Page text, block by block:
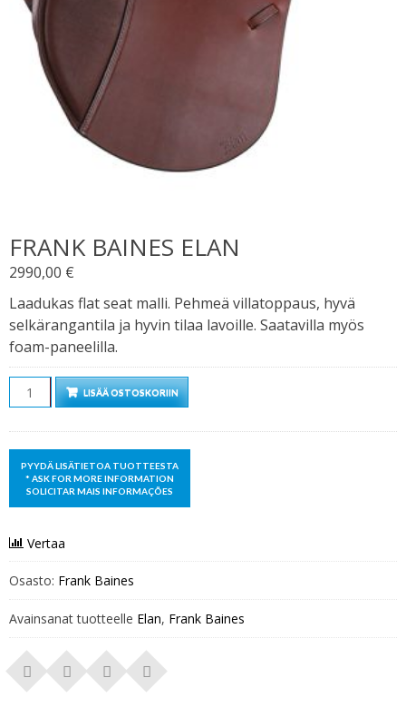
FRANK BAINES ELAN
2990,00 €
Laadukas flat seat malli. Pehmeä villatoppaus, hyvä
selkärangantila ja hyvin tilaa lavoille. Saatavilla myös
foam-paneelilla.
Määrä LISÄÄ OSTOSKORIIN
Vertaa
Osasto: Frank Baines
Avainsanat tuotteelle Elan, Frank Baines